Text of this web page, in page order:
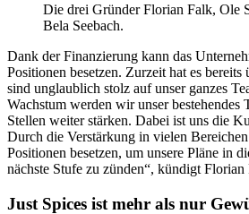
Die drei Gründer Florian Falk, Ole
Bela Seebach.
Dank der Finanzierung kann das
Positionen besetzen. Zurzeit hat es
sind unglaublich stolz auf unser ganzes
Wachstum werden wir unser bestehendes
Stellen weiter stärken. Dabei ist uns die
Durch die Verstärkung in vielen
Positionen besetzen, um unsere Pläne in
nächste Stufe zu zünden“, kündigt Florian
Just Spices ist mehr als nur